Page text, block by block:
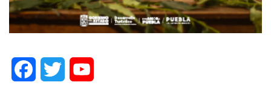
FacebookTwitter